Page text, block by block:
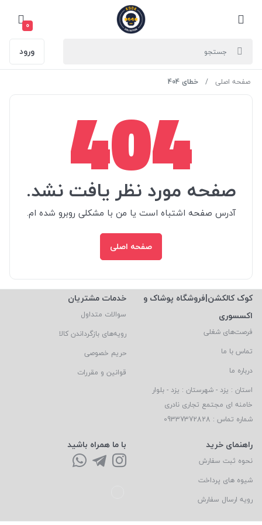
0
ورود
صفحه اصلی خطای 404
404
صفحه مورد نظر یافت نشد.
آدرس صفحه اشتباه است یا من با مشکلی روبرو شده ام.
صفحه اصلی
کوک کالکشن|فروشگاه پوشاک و
اکسسوری
فرصت‌های شغلی
تماس با ما
درباره ما
استان : یزد - شهرستان : یزد - بلوار
خامنه ای مجتمع تجاری نادری
شماره تماس : 09337372828
خدمات مشتریان
سوالات متداول
رویه‌های بازگرداندن کالا
حریم خصوصی
قوانین و مقررات
راهنمای خرید
نحوه ثبت سفارش
شیوه های پرداخت
رویه ارسال سفارش
با ما همراه باشید